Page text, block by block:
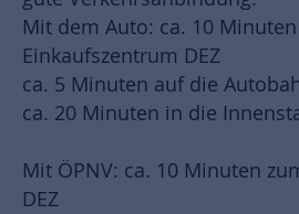
Mit dem Auto: ca. 10
Einkaufszentrum DEZ
ca. 5 Minuten auf die
ca. 20 Minuten in die
Mit ÖPNV: ca. 10 Minuten
DEZ